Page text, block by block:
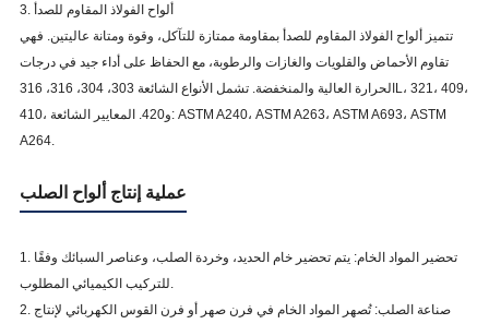
3. ألواح الفولاذ المقاوم للصدأ
تتميز ألواح الفولاذ المقاوم للصدأ بمقاومة ممتازة للتآكل، وقوة ومتانة عاليتين. فهي
تقاوم الأحماض والقلويات والغازات والرطوبة، مع الحفاظ على أداء جيد في درجات
الحرارة العالية والمنخفضة. تشمل الأنواع الشائعة 303، 304، 316، 316L، 321، 409،
410، و420. المعايير الشائعة: ASTM A240، ASTM A263، ASTM A693، ASTM
A264.
عملية إنتاج ألواح الصلب
1. تحضير المواد الخام: يتم تحضير خام الحديد، وخردة الصلب، وعناصر السبائك وفقًا
للتركيب الكيميائي المطلوب.
2. صناعة الصلب: تُصهر المواد الخام في فرن صهر أو فرن القوس الكهربائي لإنتاج